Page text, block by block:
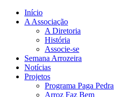
Início
A Associação
A Diretoria
História
Associe-se
Semana Arrozeira
Notícias
Projetos
Programa Paga Pedra
Arroz Faz Bem